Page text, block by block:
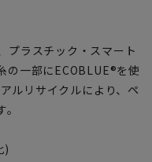
プラスチック・スマート
の一部にECOBLUE®を使
ルリサイクルにより、ペ
)